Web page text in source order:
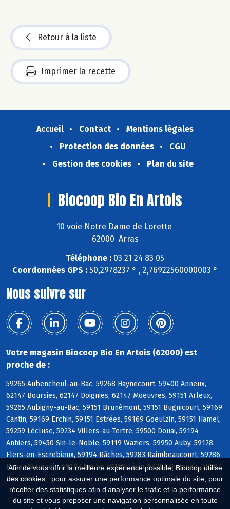
Afin de vous offrir la meilleure expérience possible, Biocoop utilise
des cookies : pour assurer une performance optimale du site, pour
récolter des statistiques afin d'analyser le trafic et la performance
du site et vous proposer une navigation personnalisée en toute
Retour à la liste
Imprimer la recette
Accueil Contact
Mentions légales
Protection des données
CGU
Gestion des cookies
Plan du site
Biocoop Bio En Artois
10 voie Notre Dame de Lorette
62000 Arras
Téléphone : 03 21 24 83 05
Coordonnées GPS : 50,2978237 ° , 2,76922560000003 °
Nous suivre sur
Votre magasin Biocoop Bio En Artois (62000) est
proche de :
59265 Aubencheul-au-Bac, 59268 Haynecourt, 59400 Anneux,
62147 Boursies, 62147 Doignies, 62147 Moeuvres, 59151 Arleux,
59265 Aubigny-au-Bac, 59151 Brunémont, 59151 Bugnicourt, 59169
Cantin, 59169 Erchin, 59151 Estrées, 59169 Goeulzin, 59151 Hamel,
59259 Lécluse, 59234 Villers-au-Tertre, 59500 Douai, 59194
Anhiers, 59450 Sin-le-Noble, 59119 Waziers, 59950 Auby, 59128
Flers-en-Escrebieux, 59194 Râches, 59283 Raimbeaucourt, 59286
Roost-Warendin, 59187 Dechy, 59169 Férin, 59287 Guesnain, 59287
Lewarde